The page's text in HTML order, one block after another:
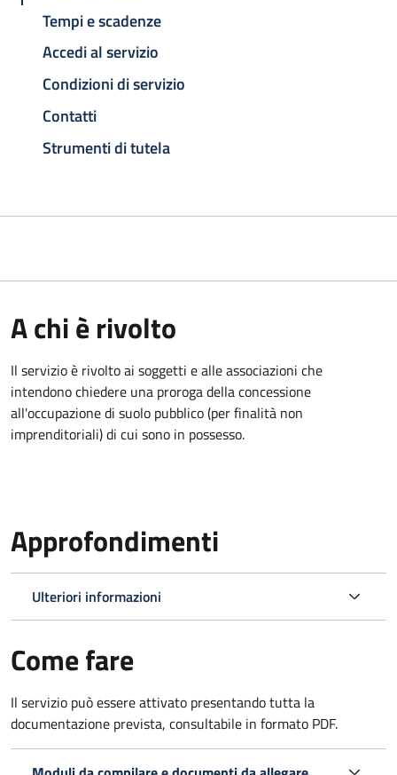
Tempi e scadenze
Accedi al servizio
Condizioni di servizio
Contatti
Strumenti di tutela
A chi è rivolto
Il servizio è rivolto ai soggetti e alle associazioni che
intendono chiedere una proroga della concessione
all'occupazione di suolo pubblico (per finalità non
imprenditoriali) di cui sono in possesso.
Approfondimenti
Ulteriori informazioni
Come fare
Il servizio può essere attivato presentando tutta la
documentazione prevista, consultabile in formato PDF.